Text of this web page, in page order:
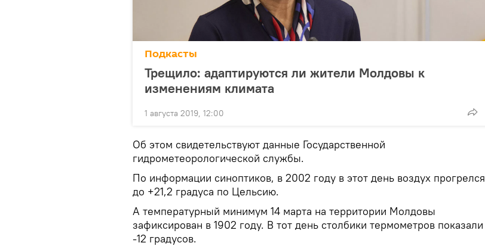
Подкасты
Трещило: адаптируются ли жители Молдовы к
изменениям климата
1 августа 2019, 12:00
Об этом свидетельствуют данные Государственной
гидрометеорологической службы.
По информации синоптиков, в 2002 году в этот день воздух прогрелся
до +21,2 градуса по Цельсию.
А температурный минимум 14 марта на территории Молдовы
зафиксирован в 1902 году. В тот день столбики термометров показали
-12 градусов.